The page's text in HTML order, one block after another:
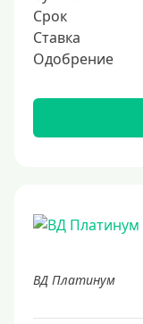
Срок
Ставка
Одобрение
ВД Платинум